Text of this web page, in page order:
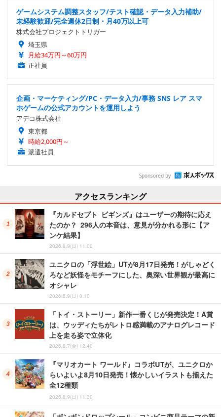
ゲームシステム調整スタッフ/テスト確認・データ入力補助/
未経験歓迎/完全週休2日制・月40万以上可
株式会社プロジェクトトリガー
埼玉県
月給34万円～60万円
正社員
企画・マーケティング/PC・データ入力/事務 SNS レア スマ
ホゲームの公式アカウントを運用しよう
アデコ株式会社
東京都
時給2,000円～
派遣社員
Sponsored by
アクセスランキング
『カルドセプト ビギンズ』はユーザーの期待に応え
たのか？ 296人の本音は、意見が分かれる形に【ア
ンケ結果】
2026.8.9(日) 11:00
ユニクロの「浮世絵」UTが8月17日発売！がしゃどく
ろなど妖怪をモチーフにした、奥深い世界観が最高に
オシャレ
2026.8.9(日) 0:10
「トイ・ストーリー」新作一番くじが発売決定！A賞
は、ウッディたちがレトロ感満載のアナログレコード
上を走る姿で立体化
2026.8.7(金) 12:40
『マリオカート ワールド』コラボUTが、ユニクロか
らいよいよ8月10日発売！懐かしいイラストも揃えた
全12種類
2026.8.9(日) 11:30